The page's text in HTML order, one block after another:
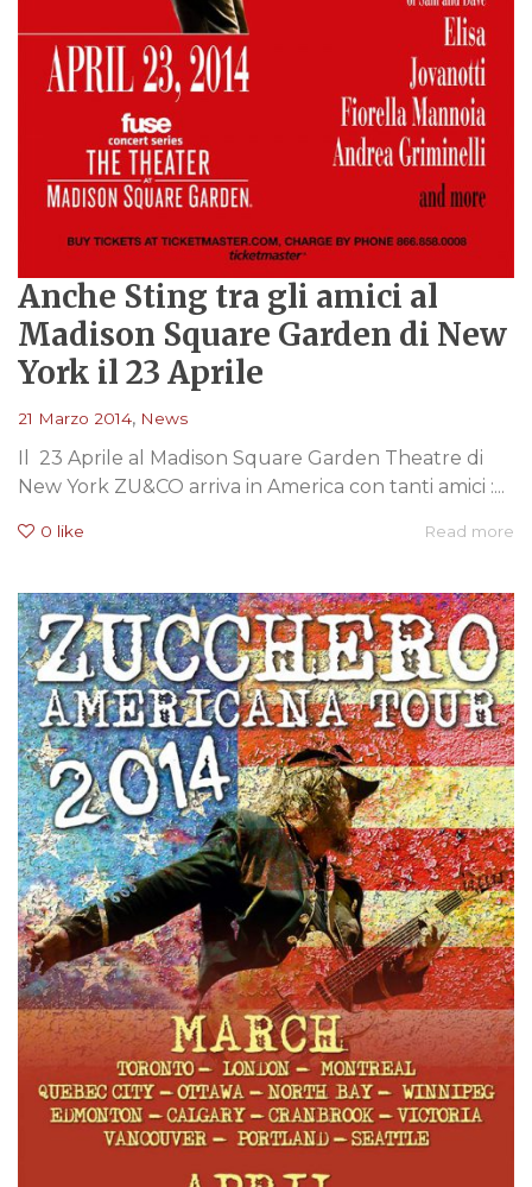
Anche Sting tra gli amici al
Madison Square Garden di New
York il 23 Aprile
21 Marzo 2014, News
Il 23 Aprile al Madison Square Garden Theatre di
New York ZU&CO arriva in America con tanti amici :...
0 like Read more